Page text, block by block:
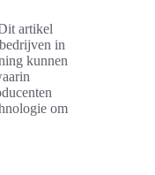
artikel
in
kunnen
om